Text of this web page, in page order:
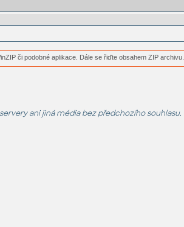
či podobné aplikace. Dále se řiďte obsahem ZIP archivu.
ani jiná média bez předchozího souhlasu.